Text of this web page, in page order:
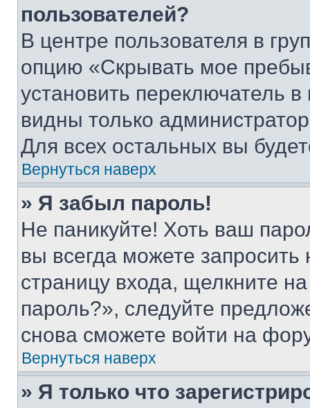
пользователей?
В центре пользователя в
опцию «Скрывать мое
установить переключатель
видны только
Для всех остальных вы
Вернуться наверх
» Я забыл пароль!
Не паникуйте! Хоть ваш
вы всегда можете
страницу входа, щелкните
пароль?», следуйте
снова сможете войти на
Вернуться наверх
» Я только что